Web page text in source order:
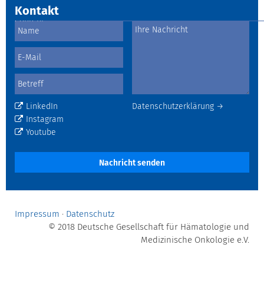
Kontakt
Datenschutzerklärung →
LinkedIn
Instagram
Youtube
Nachricht senden
Impressum · Datenschutz
© 2018 Deutsche Gesellschaft für Hämatologie und
Medizinische Onkologie e.V.